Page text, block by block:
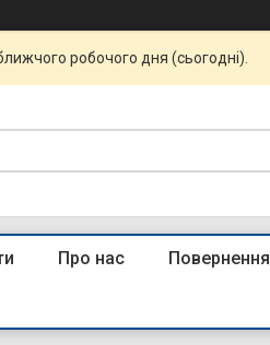
робочого дня (сьогодні).
Про нас Повернення